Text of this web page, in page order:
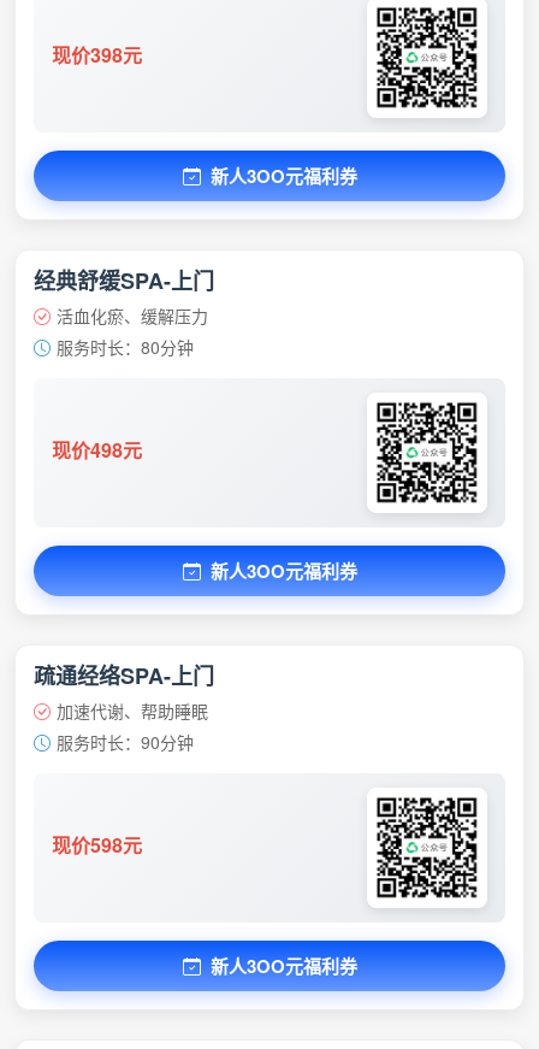
现价398元
新人3OO元福利券
经典舒缓SPA-上门
活血化瘀、缓解压力
服务时长：80分钟
现价498元
新人3OO元福利券
疏通经络SPA-上门
加速代谢、帮助睡眠
服务时长：90分钟
现价598元
新人3OO元福利券